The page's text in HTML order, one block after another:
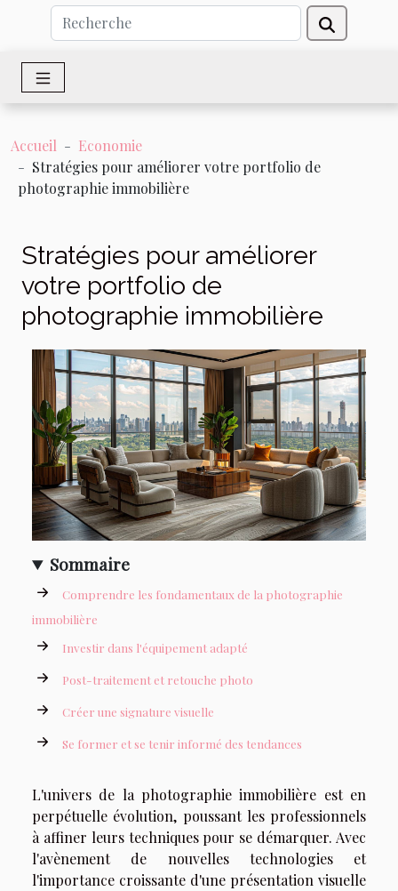
Accueil
Economie
Stratégies pour améliorer votre portfolio de
photographie immobilière
Stratégies pour améliorer
votre portfolio de
photographie immobilière
Sommaire
Comprendre les fondamentaux de la photographie
immobilière
Investir dans l'équipement adapté
Post-traitement et retouche photo
Créer une signature visuelle
Se former et se tenir informé des tendances
L'univers de la photographie immobilière est en
perpétuelle évolution, poussant les professionnels
à affiner leurs techniques pour se démarquer. Avec
l'avènement de nouvelles technologies et
l'importance croissante d'une présentation visuelle